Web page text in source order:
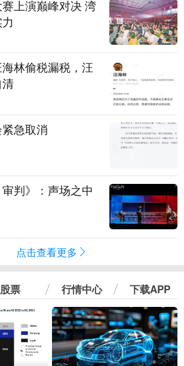
上演巅峰对决 湾
林偷税漏税，汪
急取消
判》：声场之中
点击查看更多
股票 行情中心 下载APP